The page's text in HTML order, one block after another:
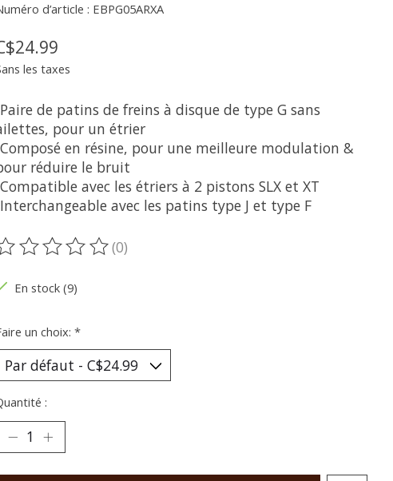
d’article : EBPG05ARXA
les taxes
de patins de freins à disque de type G sans
pour un étrier
en résine, pour une meilleure modulation &
réduire le bruit
avec les étriers à 2 pistons SLX et XT
avec les patins type J et type F
Ce produit est évalué à
(0)
En stock (9)
un choix: *
: